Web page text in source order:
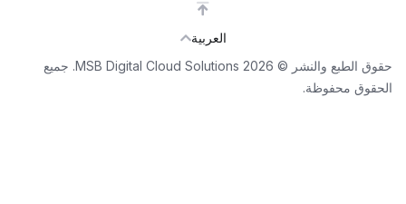
حقوق الطبع والنشر © 2026 MSB Digital Cloud Solutions. جميع
محفوظة.